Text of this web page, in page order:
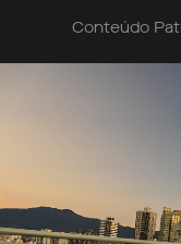
Conteúdo